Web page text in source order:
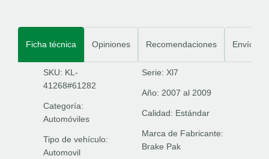
Ficha técnica Opiniones Recomendaciones Envíos
SKU: KL-
41268#61282
Categoría:
Automóviles
Tipo de vehículo:
Automovil
Serie: Xl7
Año: 2007 al 2009
Calidad: Estándar
Marca de Fabricante:
Brake Pak